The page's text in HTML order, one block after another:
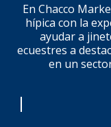
En Chacco
hípica con la
ayudar a
ecuestres a
en un